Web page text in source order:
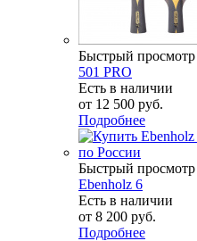
Быстрый просмотр
501 PRO
Есть в наличии
от 12 500 руб.
Подробнее
Быстрый просмотр
Ebenholz 6
Есть в наличии
от 8 200 руб.
Подробнее